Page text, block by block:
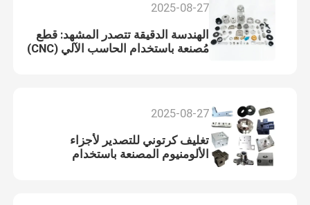
2025-08-27
الهندسة الدقيقة تتصدر المشهد: قطع
مُصنعة باستخدام الحاسب الآلي (CNC)
2025-08-27
تغليف كرتوني للتصدير لأجزاء
الألومنيوم المصنعة باستخدام